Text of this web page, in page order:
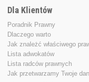
Dla Klientów
Poradnik Prawny
Dlaczego warto
Jak znależć właściwego
Lista adwokatów
Lista radców prawnych
Jak przetwarzamy Twoje